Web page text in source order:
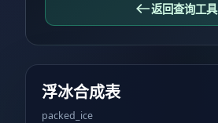
返回查询工具
浮冰合成表
packed_ice